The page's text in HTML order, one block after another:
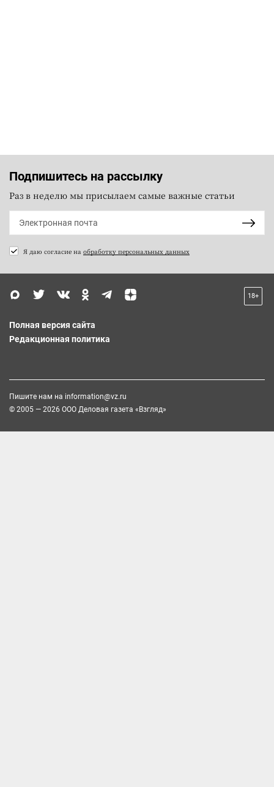
Подпишитесь на рассылку
Раз в неделю мы присылаем самые важные статьи
Я даю согласие на обработку персональных данных
18+
Полная версия сайта
Редакционная политика
Пишите нам на information@vz.ru
© 2005 — 2026 ООО Деловая газета «Взгляд»